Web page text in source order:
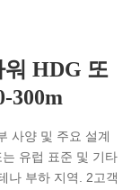
워 HDG 또
300m
사양 및 주요 설계
유럽 표준 및 기타
나 부하 지역. 2고객